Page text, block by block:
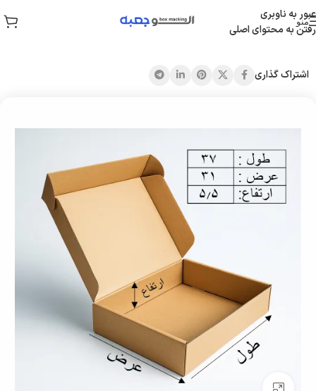
عبور به ناوبری
رفتن به محتوای اصلی
منو
خانه/همه محصولات
اشتراک گذاری